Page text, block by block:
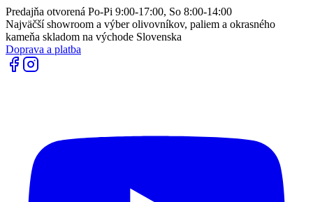
Predajňa otvorená Po-Pi 9:00-17:00, So 8:00-14:00
Najväčší showroom a výber olivovníkov, paliem a okrasného
kameňa skladom na východe Slovenska
Doprava a platba